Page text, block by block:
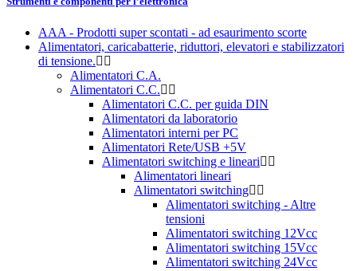
AAA - Prodotti super scontati - ad esaurimento scorte
Alimentatori, caricabatterie, riduttori, elevatori e stabilizzatori
di tensione.
Alimentatori C.A.
Alimentatori C.C.
Alimentatori C.C. per guida DIN
Alimentatori da laboratorio
Alimentatori interni per PC
Alimentatori Rete/USB +5V
Alimentatori switching e lineari
Alimentatori lineari
Alimentatori switching
Alimentatori switching - Altre
tensioni
Alimentatori switching 12Vcc
Alimentatori switching 15Vcc
Alimentatori switching 24Vcc